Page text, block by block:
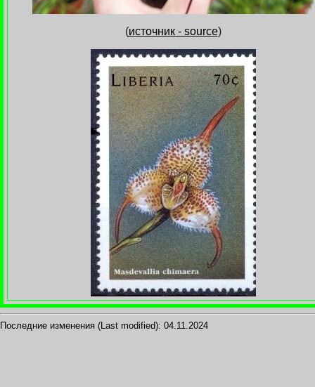
(источник - source)
Последние изменения (Last modified): 04.11.2024